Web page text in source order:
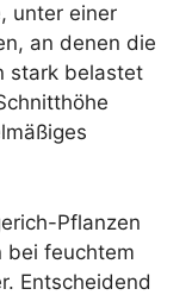
unter einer
an denen die
stark belastet
Pflanzen
bei feuchtem
Entscheidend